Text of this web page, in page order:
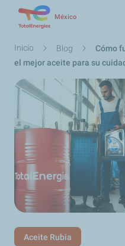
México
Ruta
de
navegación
Inicio Blog
Cómo
el mejor aceite para su
Aceite Rubia